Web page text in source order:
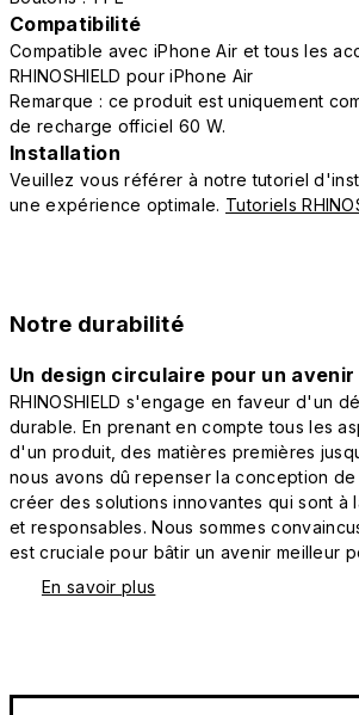
Compatibilité
Compatible avec iPhone Air et tous les
RHINOSHIELD pour iPhone Air
Remarque : ce produit est uniquement
de recharge officiel 60 W.
Installation
Veuillez vous référer à notre tutoriel
une expérience optimale. Tutoriels
Notre durabilité
Un design circulaire pour un
RHINOSHIELD s'engage en faveur d'un
durable. En prenant en compte tous les
d'un produit, des matières premières
nous avons dû repenser la conception
créer des solutions innovantes qui sont à
et responsables. Nous sommes
est cruciale pour bâtir un avenir meilleur
En savoir plus